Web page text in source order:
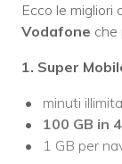
Ecco le migliori
Vodafone che
1. Super
minuti
100 GB in
1 GB per